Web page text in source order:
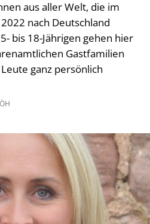
aus aller Welt, die im
nach Deutschland
bis 18-Jährigen gehen hier
Gastfamilien
ganz persönlich